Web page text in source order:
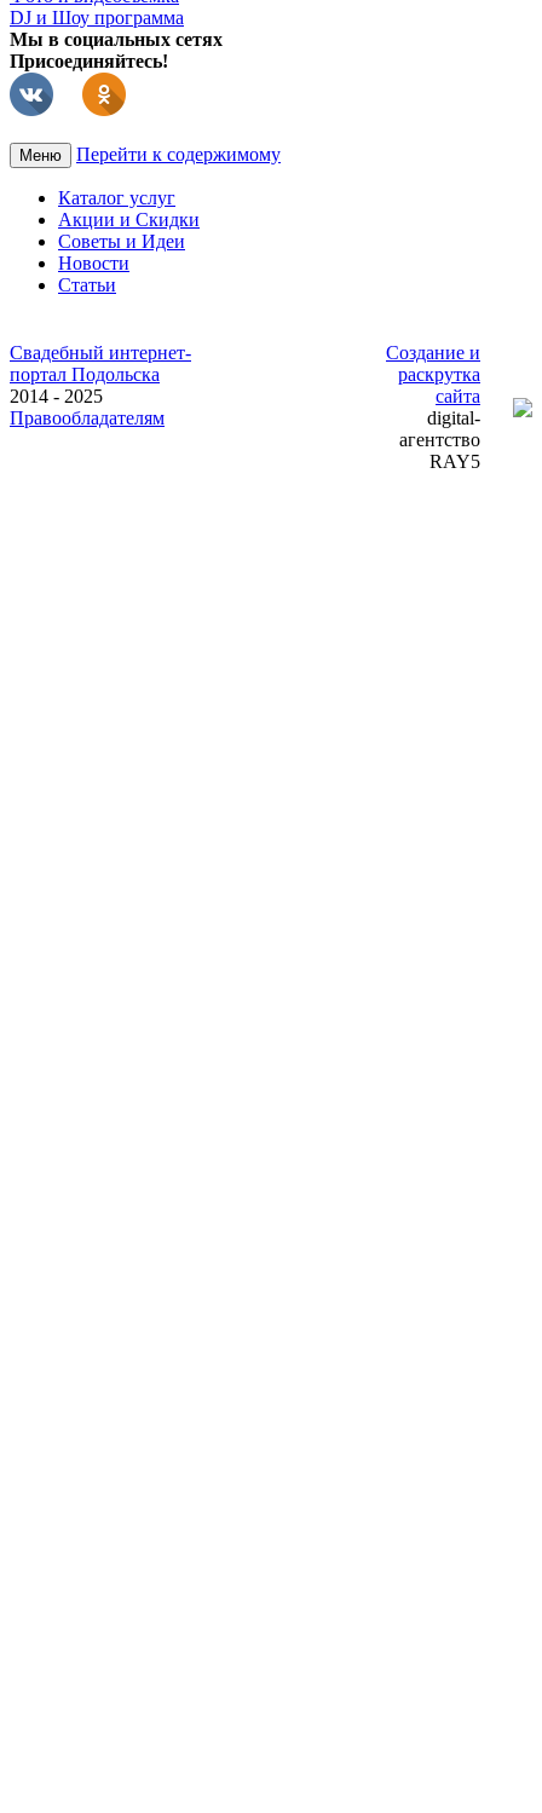
DJ и Шоу программа
Мы в социальных сетях
Присоединяйтесь!
Меню Перейти к содержимому
Каталог услуг
Акции и Скидки
Советы и Идеи
Новости
Статьи
Свадебный интернет-
портал Подольска
2014 - 2025
Правообладателям
Создание и
раскрутка
сайта
digital-
агентство
RAY5